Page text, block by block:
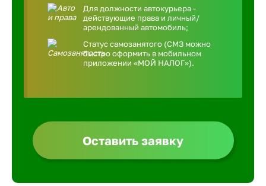
Для должности автокурьера -
действующие права и личный/
арендованный автомобиль;
Статус самозанятого (СМЗ можно
быстро оформить в мобильном
приложении «МОЙ НАЛОГ»).
Оставить заявку